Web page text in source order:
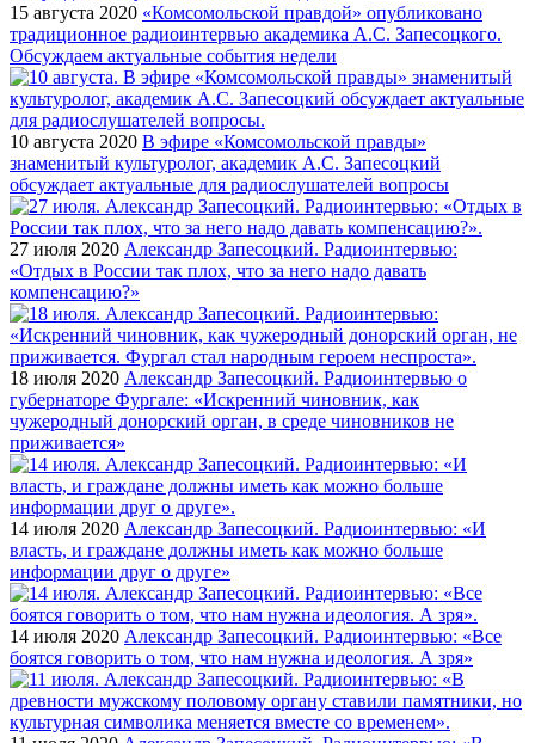
15 августа 2020 «Комсомольской правдой» опубликовано
традиционное радиоинтервью академика А.С. Запесоцкого.
Обсуждаем актуальные события недели
10 августа 2020 В эфире «Комсомольской правды»
знаменитый культуролог, академик А.С. Запесоцкий
обсуждает актуальные для радиослушателей вопросы
27 июля 2020 Александр Запесоцкий. Радиоинтервью:
«Отдых в России так плох, что за него надо давать
компенсацию?»
18 июля 2020 Александр Запесоцкий. Радиоинтервью о
губернаторе Фургале: «Искренний чиновник, как
чужеродный донорский орган, в среде чиновников не
приживается»
14 июля 2020 Александр Запесоцкий. Радиоинтервью: «И
власть, и граждане должны иметь как можно больше
информации друг о друге»
14 июля 2020 Александр Запесоцкий. Радиоинтервью: «Все
боятся говорить о том, что нам нужна идеология. А зря»